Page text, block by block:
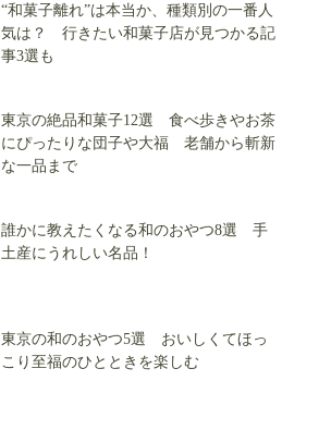
“和菓子離れ”は本当か、種類別の一番人
気は？ 行きたい和菓子店が見つかる記
事3選も
東京の絶品和菓子12選 食べ歩きやお茶
にぴったりな団子や大福 老舗から斬新
な一品まで
誰かに教えたくなる和のおやつ8選 手
土産にうれしい名品！
東京の和のおやつ5選 おいしくてほっ
こり至福のひとときを楽しむ